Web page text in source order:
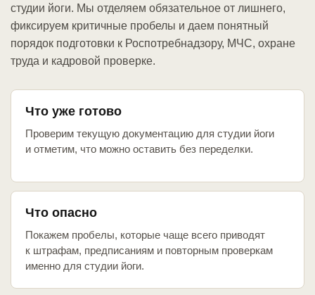
студии йоги. Мы отделяем обязательное от лишнего,
фиксируем критичные пробелы и даем понятный
порядок подготовки к Роспотребнадзору, МЧС, охране
труда и кадровой проверке.
Что уже готово
Проверим текущую документацию для студии йоги
и отметим, что можно оставить без переделки.
Что опасно
Покажем пробелы, которые чаще всего приводят
к штрафам, предписаниям и повторным проверкам
именно для студии йоги.